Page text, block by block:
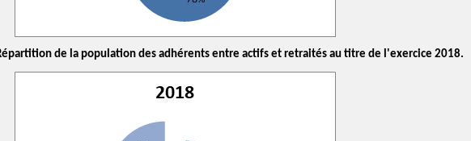
de la population des adhérents entre actifs et retraités au titre de l'exercice 2018.